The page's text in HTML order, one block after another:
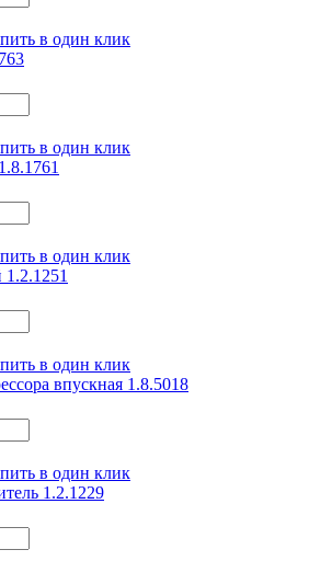
в один клик
в один клик
в один клик
в один клик
впускная 1.8.5018
в один клик
1.2.1229